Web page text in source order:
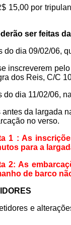
15,00 por
ser feitas
do dia 09/02/06,
inscreverem
dos Reis, C/C
do dia 11/02/06,
da largada
no verso.
1 : As
para a
2: As
de barco
e